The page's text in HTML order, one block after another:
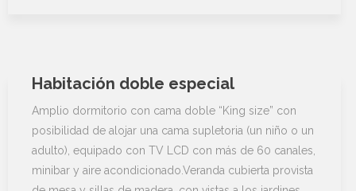
Habitación doble especial
Amplio dormitorio con cama doble “King size” con
posibilidad de alojar una cama supletoria (un niño o un
adulto), equipado con TV LCD con más de 60 canales,
minibar y aire acondicionado.Veranda cubierta provista